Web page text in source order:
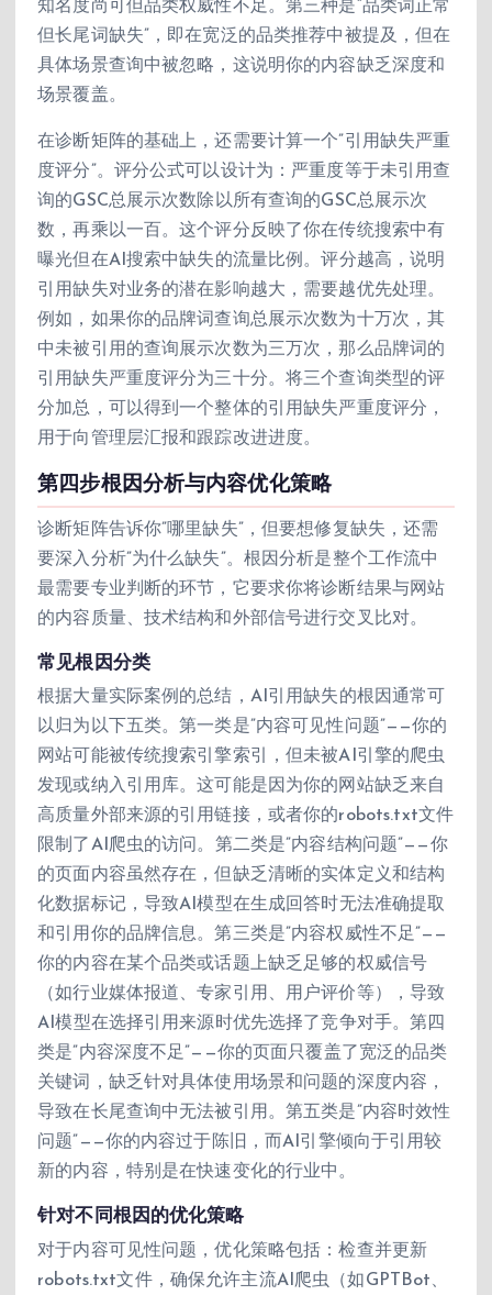
知名度尚可但品类权威性不足。第三种是”品类词正常
但长尾词缺失”，即在宽泛的品类推荐中被提及，但在
具体场景查询中被忽略，这说明你的内容缺乏深度和
场景覆盖。
在诊断矩阵的基础上，还需要计算一个”引用缺失严重
度评分”。评分公式可以设计为：严重度等于未引用查
询的GSC总展示次数除以所有查询的GSC总展示次
数，再乘以一百。这个评分反映了你在传统搜索中有
曝光但在AI搜索中缺失的流量比例。评分越高，说明
引用缺失对业务的潜在影响越大，需要越优先处理。
例如，如果你的品牌词查询总展示次数为十万次，其
中未被引用的查询展示次数为三万次，那么品牌词的
引用缺失严重度评分为三十分。将三个查询类型的评
分加总，可以得到一个整体的引用缺失严重度评分，
用于向管理层汇报和跟踪改进进度。
第四步根因分析与内容优化策略
诊断矩阵告诉你”哪里缺失”，但要想修复缺失，还需
要深入分析”为什么缺失”。根因分析是整个工作流中
最需要专业判断的环节，它要求你将诊断结果与网站
的内容质量、技术结构和外部信号进行交叉比对。
常见根因分类
根据大量实际案例的总结，AI引用缺失的根因通常可
以归为以下五类。第一类是”内容可见性问题”——你的
网站可能被传统搜索引擎索引，但未被AI引擎的爬虫
发现或纳入引用库。这可能是因为你的网站缺乏来自
高质量外部来源的引用链接，或者你的robots.txt文件
限制了AI爬虫的访问。第二类是”内容结构问题”——你
的页面内容虽然存在，但缺乏清晰的实体定义和结构
化数据标记，导致AI模型在生成回答时无法准确提取
和引用你的品牌信息。第三类是”内容权威性不足”——
你的内容在某个品类或话题上缺乏足够的权威信号
（如行业媒体报道、专家引用、用户评价等），导致
AI模型在选择引用来源时优先选择了竞争对手。第四
类是”内容深度不足”——你的页面只覆盖了宽泛的品类
关键词，缺乏针对具体使用场景和问题的深度内容，
导致在长尾查询中无法被引用。第五类是”内容时效性
问题”——你的内容过于陈旧，而AI引擎倾向于引用较
新的内容，特别是在快速变化的行业中。
针对不同根因的优化策略
对于内容可见性问题，优化策略包括：检查并更新
robots.txt文件，确保允许主流AI爬虫（如GPTBot、